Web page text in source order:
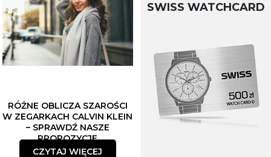
RÓŻNE OBLICZA SZAROŚCI
W ZEGARKACH CALVIN KLEIN
– SPRAWDŹ NASZE
PROPOZYCJE
CZYTAJ WIĘCEJ
SWISS WATCHCARD